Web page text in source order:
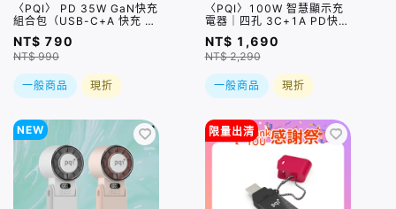
〈PQI〉 PD 35W GaN快充
組合包（USB-C+A 快充 +
USB-C to C 100公分編織
快充線)
NT$ 790
NT$ 990
一般商品 現折
〈PQI〉100W 智慧顯示充
電器｜四孔 3C+1A PD快充
充電器（PDC100WS1）
NT$ 1,690
NT$ 2,290
一般商品 現折
NEW 限量出清